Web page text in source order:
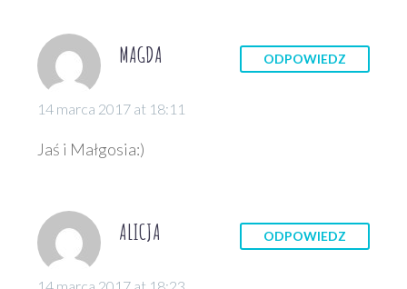
MAGDA
14 marca 2017 at 18:11
ODPOWIEDZ
Jaś i Małgosia:)
ALICJA ODPOWIEDZ